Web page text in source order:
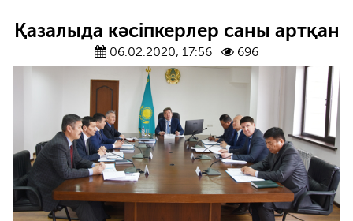
Қазалыда кәсіпкерлер саны артқан
06.02.2020, 17:56 696